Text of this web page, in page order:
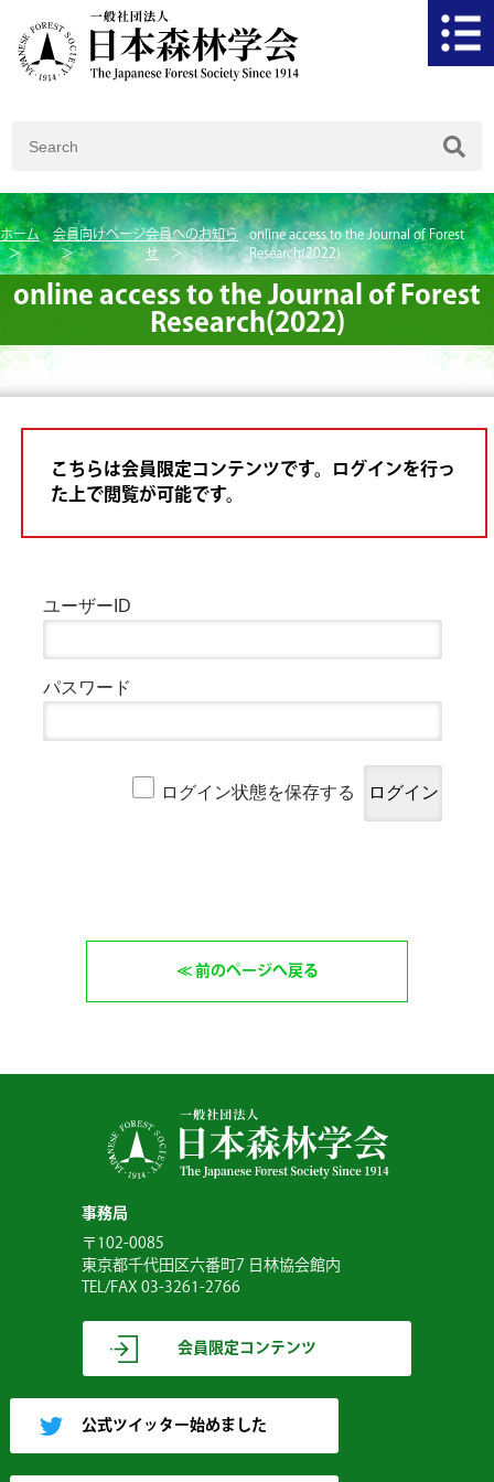
ホーム 会員向けページ会員へのお知ら
せ
online access to the Journal of Forest
Research(2022)
online access to the Journal of Forest
Research(2022)
こちらは会員限定コンテンツです。ログインを行っ
た上で閲覧が可能です。
ユーザーID
パスワード
ログイン状態を保存する
前のページへ戻る
事務局
〒102-0085
東京都千代田区六番町7 日林協会館内
TEL/FAX 03-3261-2766
会員限定コンテンツ
公式ツイッター始めました